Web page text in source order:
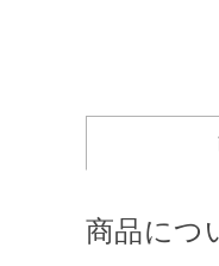
商品につ